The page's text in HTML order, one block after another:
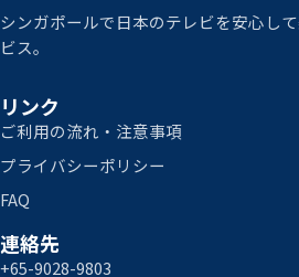
シンガポールで日本のテレビを安心し
ビス。
リンク
ご利用の流れ・注意事項
プライバシーポリシー
FAQ
連絡先
+65-9028-9803